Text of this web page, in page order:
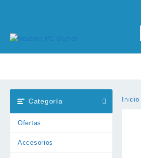
Categoría
Ofertas
Accesorios
Inicio